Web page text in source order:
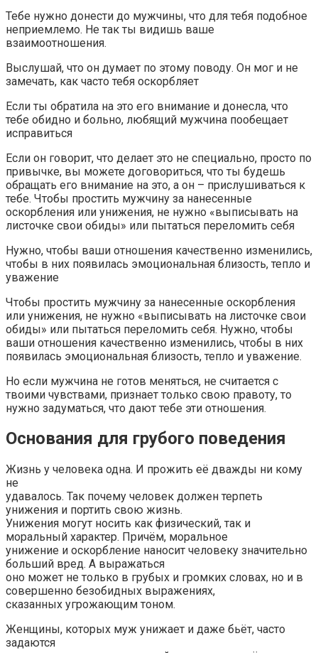
Тебе нужно донести до мужчины, что для тебя подобное
неприемлемо. Не так ты видишь ваше
взаимоотношения.
Выслушай, что он думает по этому поводу. Он мог и не
замечать, как часто тебя оскорбляет
Если ты обратила на это его внимание и донесла, что
тебе обидно и больно, любящий мужчина пообещает
исправиться
Если он говорит, что делает это не специально, просто по
привычке, вы можете договориться, что ты будешь
обращать его внимание на это, а он – прислушиваться к
тебе. Чтобы простить мужчину за нанесенные
оскорбления или унижения, не нужно «выписывать на
листочке свои обиды» или пытаться переломить себя
Нужно, чтобы ваши отношения качественно изменились,
чтобы в них появилась эмоциональная близость, тепло и
уважение
Чтобы простить мужчину за нанесенные оскорбления
или унижения, не нужно «выписывать на листочке свои
обиды» или пытаться переломить себя. Нужно, чтобы
ваши отношения качественно изменились, чтобы в них
появилась эмоциональная близость, тепло и уважение.
Но если мужчина не готов меняться, не считается с
твоими чувствами, признает только свою правоту, то
нужно задуматься, что дают тебе эти отношения.
Основания для грубого поведения
Жизнь у человека одна. И прожить её дважды ни кому
не
удавалось. Так почему человек должен терпеть
унижения и портить свою жизнь.
Унижения могут носить как физический, так и
моральный характер. Причём, моральное
унижение и оскорбление наносит человеку значительно
больший вред. А выражаться
оно может не только в грубых и громких словах, но и в
совершенно безобидных выражениях,
сказанных угрожающим тоном.
Женщины, которых муж унижает и даже бьёт, часто
задаются